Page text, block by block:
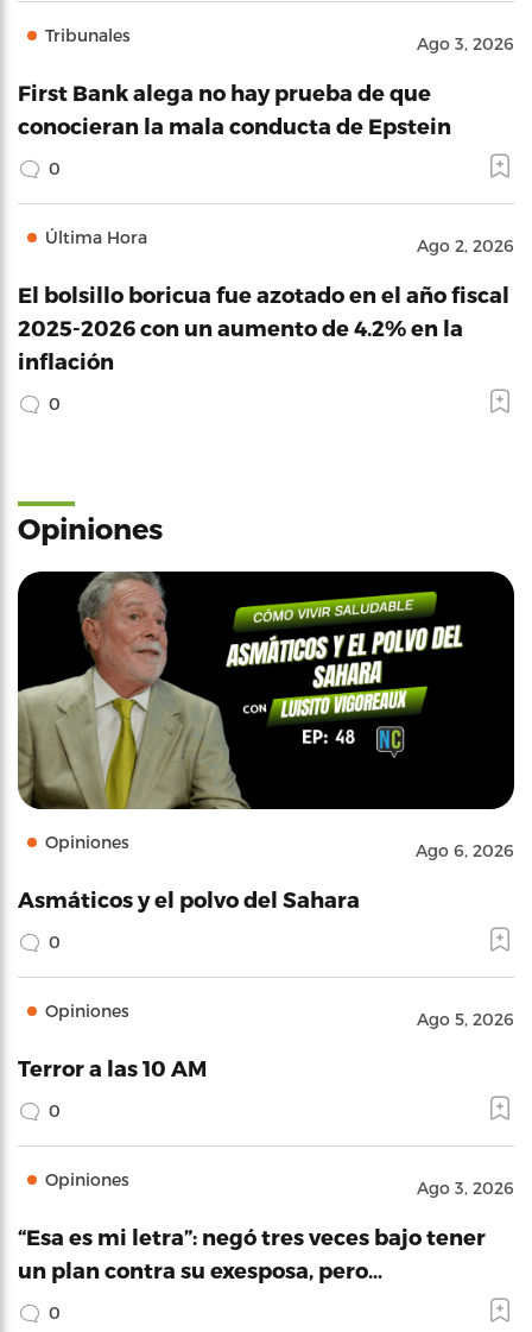
Tribunales Ago 3, 2026
First Bank alega no hay prueba de que
conocieran la mala conducta de Epstein
0
Última Hora Ago 2, 2026
El bolsillo boricua fue azotado en el año fiscal
2025-2026 con un aumento de 4.2% en la
inflación
0
Opiniones
Opiniones Ago 6, 2026
Asmáticos y el polvo del Sahara
0
Opiniones Ago 5, 2026
Terror a las 10 AM
0
Opiniones Ago 3, 2026
“Esa es mi letra”: negó tres veces bajo tener
un plan contra su exesposa, pero…
0